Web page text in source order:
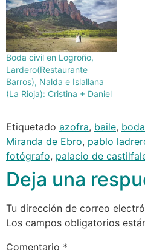
Boda civil en Logroño,
Lardero(Restaurante
Barros), Nalda e Islallana
(La Rioja): Cristina + Daniel
Etiquetado azofra, baile, boda
Miranda de Ebro, pablo
fotógrafo, palacio de
Deja una
Tu dirección de correo
Los campos obligatorios
Comentario *